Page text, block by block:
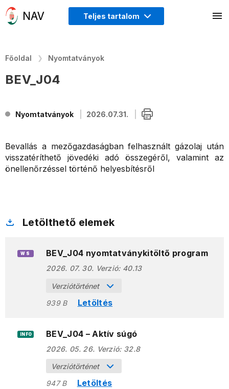
Teljes tartalom
Főoldal Nyomtatványok
BEV_J04
Nyomtatványok 2026.07.31.
Bevallás a mezőgazdaságban felhasznált gázolaj után
visszatéríthető jövedéki adó összegéről, valamint az
önellenőrzéssel történő helyesbítésről
Letölthető elemek
WS BEV_J04 nyomtatványkitöltő program
2026. 07. 30. Verzió: 40.13
Verziótörténet
939 B
Letöltés
INFO BEV_J04 – Aktív súgó
2026. 05. 26. Verzió: 32.8
Verziótörténet
947 B
Letöltés